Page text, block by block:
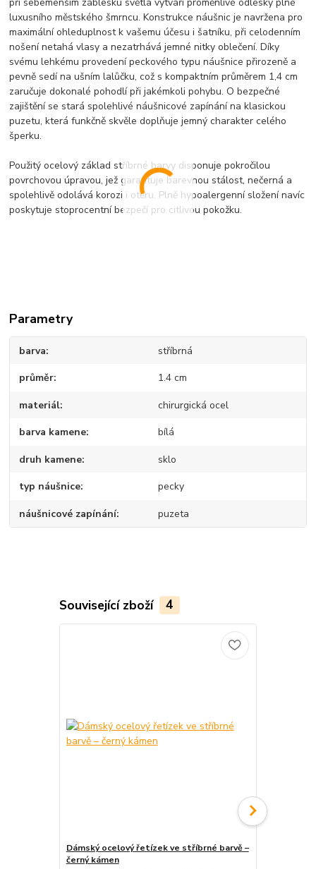
luxusního městského šmrncu. Konstrukce náušnic je navržena pro
maximální ohleduplnost k vašemu účesu i šatníku, při celodenním
nošení netahá vlasy a nezatrhává jemné nitky oblečení. Díky
svému lehkému provedení peckového typu náušnice přirozeně a
pevně sedí na ušním lalůčku, což s kompaktním průměrem 1,4 cm
zaručuje dokonalé pohodlí při jakémkoli pohybu. O bezpečné
zajištění se stará spolehlivé náušnicové zapínání na klasickou
puzetu, která funkčně skvěle doplňuje jemný charakter celého
šperku.
Použitý ocelový základ stříbrné barvy disponuje pokročilou
povrchovou úpravou, jež garantuje barevnou stálost, nečerná a
spolehlivě odolává korozi i otěru. Plně hypoalergenní složení navíc
poskytuje stoprocentní bezpečí pro citlivou pokožku.
Parametry
barva stříbrná
průměr 1.4 cm
materiál chirurgická ocel
barva kamene bílá
druh kamene sklo
typ náušnice pecky
náušnicové zapínání puzeta
Související zboží 4
Dámský ocelový řetízek ve stříbrné barvě –
černý kámen